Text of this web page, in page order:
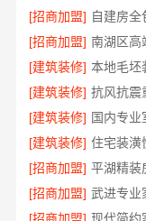
[招商加盟] 自建房
[招商加盟]
[建筑装修]
[建筑装修] 抗风抗震
[建筑装修] 国内专业
[建筑装修] 住宅装潢
[招商加盟] 平湖精装
[招商加盟]